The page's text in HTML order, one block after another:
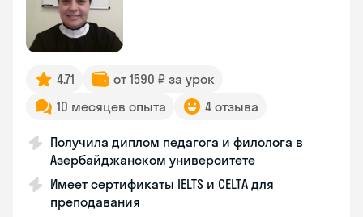
4.71
от 1590 ₽ за урок
10 месяцев опыта
4 отзыва
Получила диплом педагога и филолога в
Азербайджанском университете
Имеет сертификаты IELTS и CELTA для
преподавания